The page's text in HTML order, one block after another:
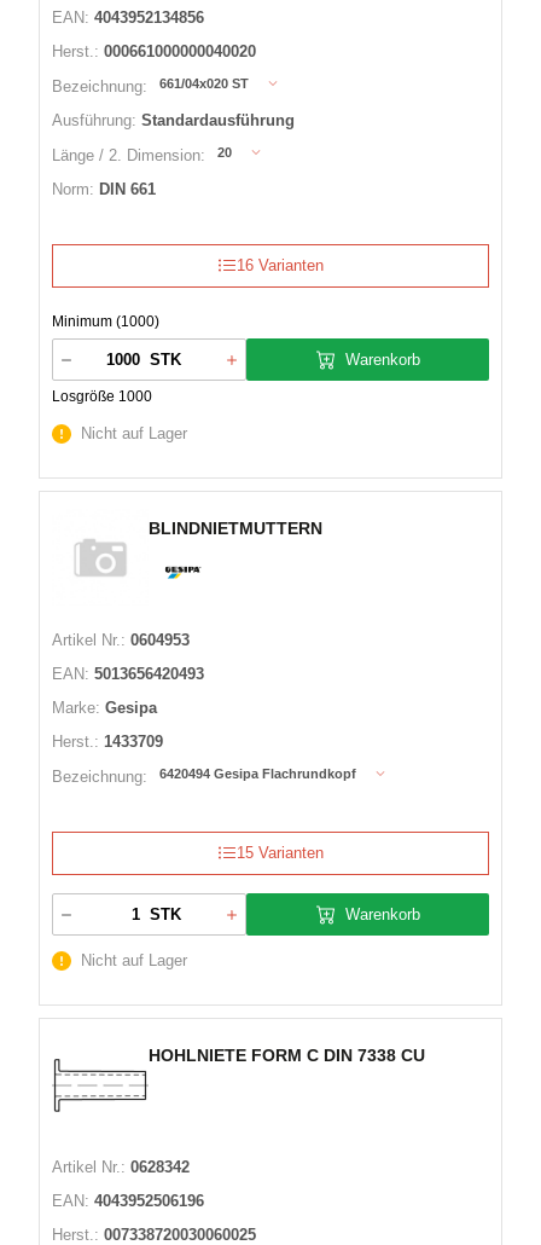
EAN: 4043952134856
Herst.: 000661000000040020
Bezeichnung:
661/04x020 ST
Ausführung: Standardausführung
Länge / 2. Dimension:
20
Norm: DIN 661
16 Varianten
Minimum (1000)
STK
Losgröße 1000
Warenkorb
Nicht auf Lager
BLINDNIETMUTTERN
Artikel Nr.: 0604953
EAN: 5013656420493
Marke: Gesipa
Herst.: 1433709
Bezeichnung:
6420494 Gesipa Flachrundkopf
15 Varianten
STK Warenkorb
Nicht auf Lager
HOHLNIETE FORM C DIN 7338 CU
Artikel Nr.: 0628342
EAN: 4043952506196
Herst.: 007338720030060025